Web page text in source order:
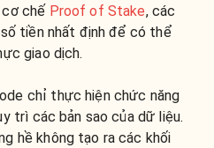
chế Proof of Stake, các
tiền nhất định để có thể
giao dịch.
chỉ thực hiện chức năng
trì các bản sao của dữ liệu.
hề không tạo ra các khối